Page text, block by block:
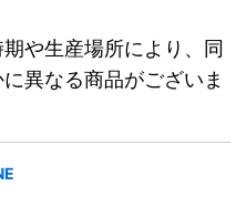
や生産場所により、同
異なる商品がございま